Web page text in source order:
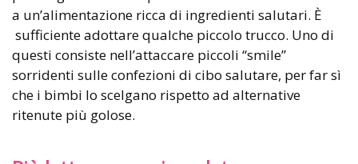
a un’alimentazione ricca di ingredienti salutari. È
sufficiente adottare qualche piccolo trucco. Uno di
questi consiste nell’attaccare piccoli “smile”
sorridenti sulle confezioni di cibo salutare, per far sì
che i bimbi lo scelgano rispetto ad alternative
ritenute più golose.